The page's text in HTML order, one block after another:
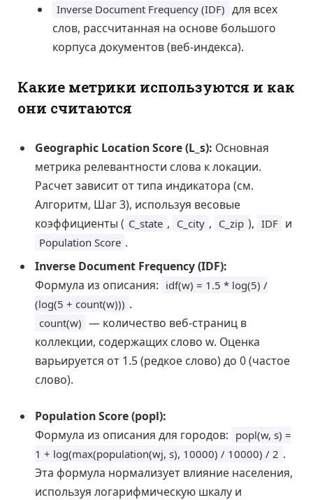
Inverse Document Frequency (IDF) для всех
слов, рассчитанная на основе большого
корпуса документов (веб-индекса).
Какие метрики используются и как
они считаются
Geographic Location Score (L_s): Основная
метрика релевантности слова к локации.
Расчет зависит от типа индикатора (см.
Алгоритм, Шаг 3), используя весовые
коэффициенты ( C_state , C_city , C_zip ), IDF и
Population Score .
Inverse Document Frequency (IDF):
Формула из описания: idf(w) = 1.5 * log(5) /
(log(5 + count(w))) .
count(w) — количество веб-страниц в
коллекции, содержащих слово w. Оценка
варьируется от 1.5 (редкое слово) до 0 (частое
слово).
Population Score (popl):
Формула из описания для городов: popl(w, s) =
1 + log(max(population(wj, s), 10000) / 10000) / 2 .
Эта формула нормализует влияние населения,
используя логарифмическую шкалу и